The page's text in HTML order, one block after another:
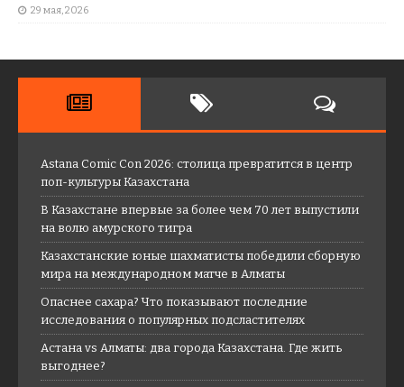
29 мая, 2026
Astana Comic Con 2026: столица превратится в центр
поп-культуры Казахстана
В Казахстане впервые за более чем 70 лет выпустили
на волю амурского тигра
Казахстанские юные шахматисты победили сборную
мира на международном матче в Алматы
Опаснее сахара? Что показывают последние
исследования о популярных подсластителях
Астана vs Алматы: два города Казахстана. Где жить
выгоднее?